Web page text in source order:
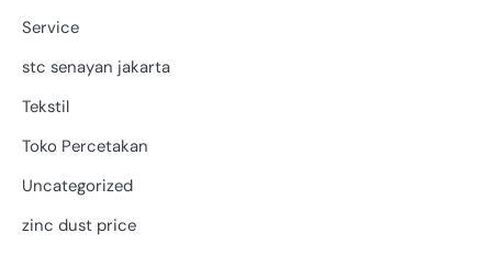
Service
stc senayan jakarta
Tekstil
Toko Percetakan
Uncategorized
zinc dust price